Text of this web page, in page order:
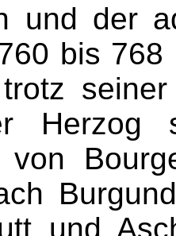
und der
bis 768
Herzog
von
und